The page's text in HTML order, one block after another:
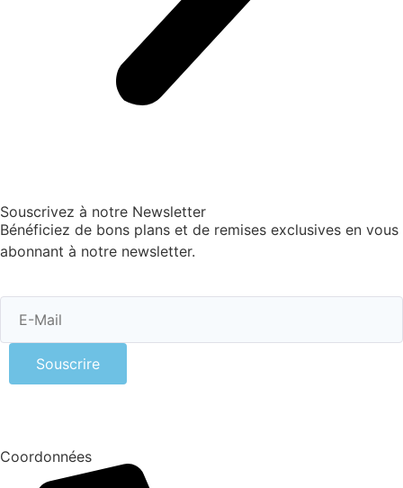
Souscrivez à notre Newsletter
Bénéficiez de bons plans et de remises exclusives en vous
abonnant à notre newsletter.
Souscrire
Coordonnées